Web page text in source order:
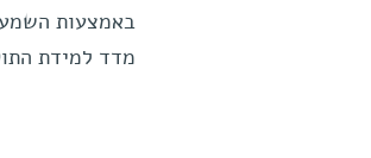
באמצעות
מדד למידת